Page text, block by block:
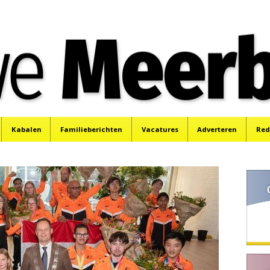
Kabalen Familieberichten Vacatures Adverteren